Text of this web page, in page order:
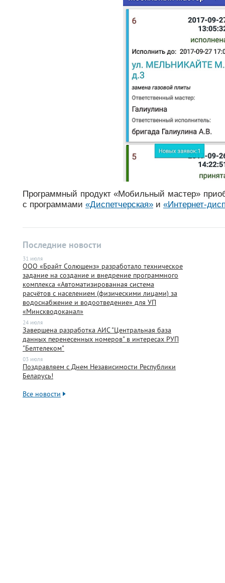
Программный продукт «Мобильный мастер»
с программами «Диспетчерская» и «Интернет-
Последние новости
31 июля
ООО «Брайт Солюшенз» разработало техническое
задание на создание и внедрение программного
комплекса «Автоматизированная система
расчётов с населением (физическими лицами) за
водоснабжение и водоотведение» для УП
«Минскводоканал»
24 июля
Завершена разработка АИС "Центральная база
данных перенесенных номеров" в интересах РУП
"Белтелеком"
03 июля
Поздравляем с Днем Независимости Республики
Беларусь!
Все новости